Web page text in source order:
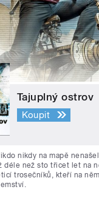
Tajuplný ostrov
Koupit
nikdy na mapě
déle než sto třicet let na
trosečníků, kteří na